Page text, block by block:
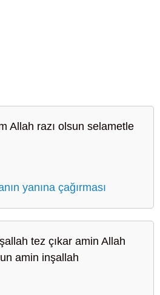
Allah razı olsun selametle
yanına çağırması
tez çıkar amin Allah
amin inşallah